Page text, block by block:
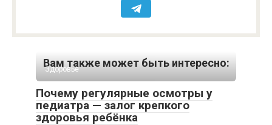
Вам также может быть интересно:
Здоровье
Почему регулярные осмотры у
педиатра — залог крепкого
здоровья ребёнка